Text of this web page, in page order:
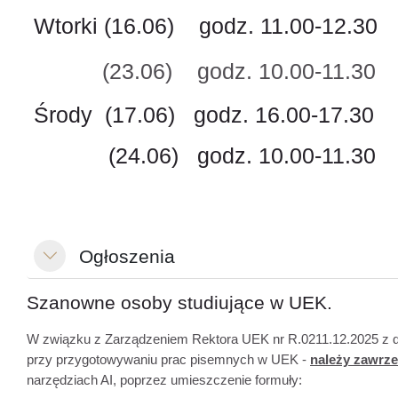
Wtorki (16.06) godz. 11.00-12.30
(23.06) godz. 10.00-11.30
Środy (17.06) godz. 16.00-17.30
(24.06) godz. 10.00-11.30
MinimalizujOgłoszenia
Szanowne osoby studiujące w UEK.
W związku z Zarządzeniem Rektora UEK nr R.0211.12.2025
przy przygotowywaniu prac pisemnych w UEK - należy
narzędziach AI, poprzez umieszczenie formuły: